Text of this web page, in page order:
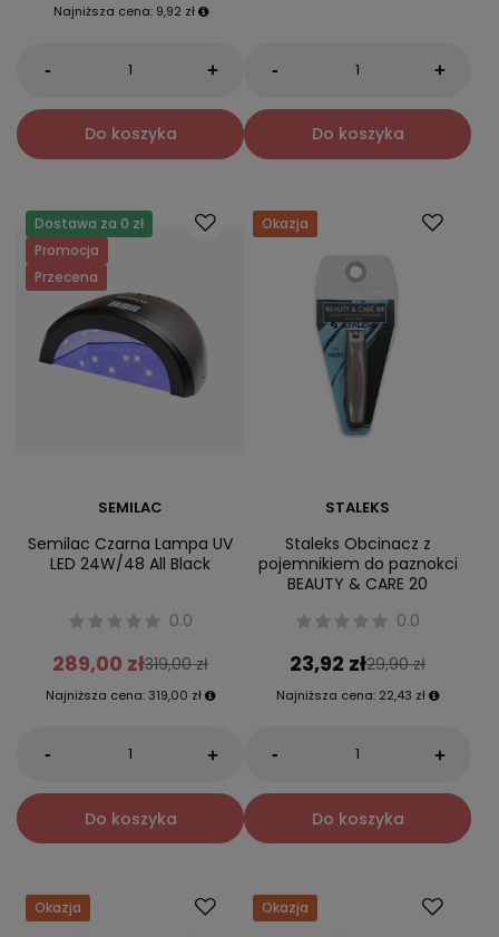
Najniższa cena: 9,92 zł
- +
Do koszyka
- +
Do koszyka
Dostawa za 0 zł
Promocja
Przecena
SEMILAC
Semilac Czarna Lampa UV
LED 24W/48 All Black
0.0
289,00 zł319,00 zł
Najniższa cena: 319,00 zł
- +
Do koszyka
Okazja
STALEKS
Staleks Obcinacz z
pojemnikiem do paznokci
BEAUTY & CARE 20
0.0
23,92 zł29,90 zł
Najniższa cena: 22,43 zł
- +
Do koszyka
Okazja Okazja